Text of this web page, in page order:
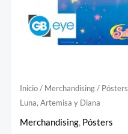
Inicio/ Merchandising/ Pósters
Luna, Artemisa y Diana
Merchandising, Pósters